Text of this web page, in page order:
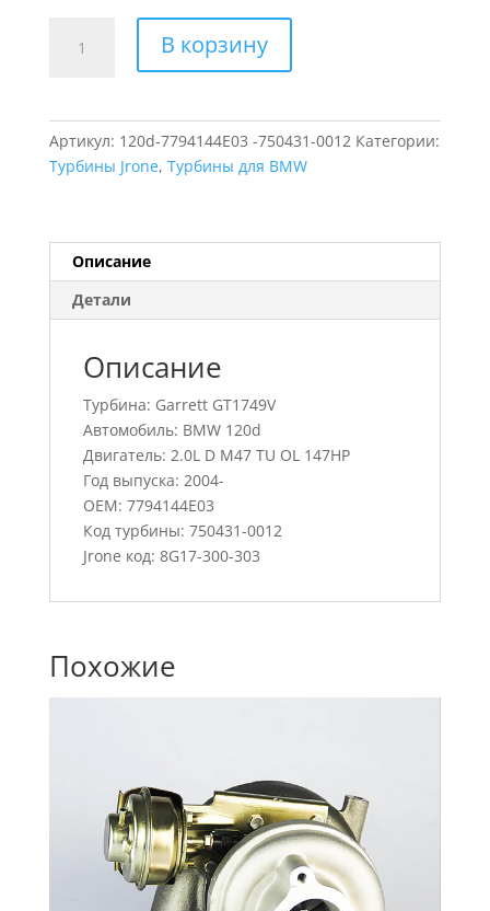
товара
120d,
750431-
В корзину
Артикул: 120d-7794144E03 -750431-0012 Категории:
Турбины Jrone, Турбины для BMW
Описание
Детали
Описание
Турбина: Garrett GT1749V
Автомобиль: BMW 120d
Двигатель: 2.0L D M47 TU OL 147HP
Год выпуска: 2004-
OEM: 7794144E03
Код турбины: 750431-0012
Jrone код: 8G17-300-303
Похожие